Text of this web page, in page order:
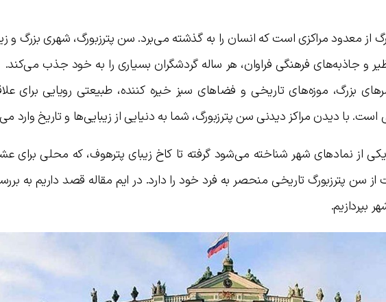
از معدود مراکزی است که انسان را به گذشته می‌برد. سن پترزبورگ، شهری بزرگ و
و جاذبه‌های فرهنگی فراوان، هر ساله گردشگران بسیاری را به خود جذب
بزرگ، موزه‌های تاریخی و فضاهای سبز خیره کننده، طبیعتی رویایی برای
با دیدن مراکز دیدنی سن پترزبورگ، شما به دنیایی از زیبایی‌ها و تاریخ وارد
یکی از نمادهای شهر شناخته می‌شود گرفته تا کاخ زیبای پترهوف، که محلی برای
پترزبورگ تاریخی منحصر به فرد خود را دارد. در ایم مقاله قصد داریم به
بپردازیم.